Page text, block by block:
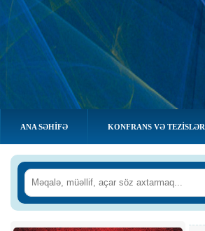
ANA SƏHIFƏ KONFRANS VƏ TEZİSLƏR